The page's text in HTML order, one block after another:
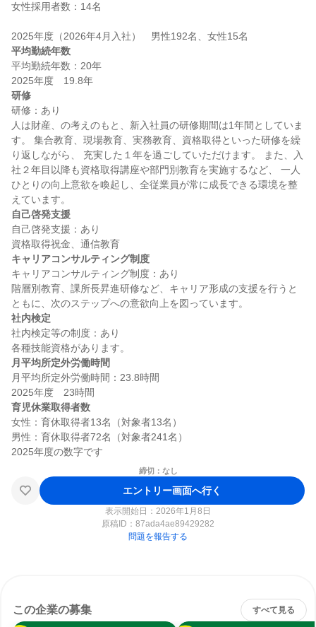
女性採用者数：14名
平均勤続年数
平均勤続年数：20年
研修
研修：あり
人は財産、の考えのもと、新入社員の研修期間は1年間としていま
す。 集合教育、現場教育、実務教育、資格取得といった研修を繰
り返しながら、 充実した１年を過ごしていただけます。 また、入
社２年目以降も資格取得講座や部門別教育を実施するなど、 一人
ひとりの向上意欲を喚起し、全従業員が常に成長できる環境を整
自己啓発支援
自己啓発支援：あり
キャリアコンサルティング制度
キャリアコンサルティング制度：あり
階層別教育、課所長昇進研修など、キャリア形成の支援を行うと
社内検定
社内検定等の制度：あり
月平均所定外労働時間
月平均所定外労働時間：23.8時間
育児休業取得者数
女性：育休取得者13名（対象者13名）
男性：育休取得者72名（対象者241名）
締切：なし
エントリー画面へ行く
表示開始日：2026年1月8日
原稿ID： 87ada4ae89429282
問題を報告する
この企業の募集 すべて見る